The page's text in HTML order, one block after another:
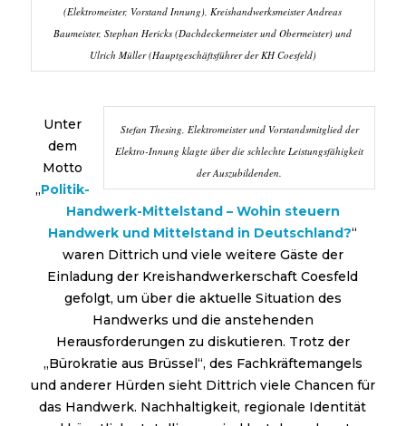
(Elektromeister, Vorstand Innung), Kreishandwerksmeister Andreas
Baumeister, Stephan Hericks (Dachdeckermeister und Obermeister) und
Ulrich Müller (Hauptgeschäftsführer der KH Coesfeld)
Stefan Thesing, Elektromeister und Vorstandsmitglied der
Elektro-Innung klagte über die schlechte Leistungsfähigkeit
der Auszubildenden.
Unter
dem
Motto
„Politik-
Handwerk-Mittelstand – Wohin steuern
Handwerk und Mittelstand in Deutschland?“
waren Dittrich und viele weitere Gäste der
Einladung der Kreishandwerkerschaft Coesfeld
gefolgt, um über die aktuelle Situation des
Handwerks und die anstehenden
Herausforderungen zu diskutieren. Trotz der
„Bürokratie aus Brüssel“, des Fachkräftemangels
und anderer Hürden sieht Dittrich viele Chancen für
das Handwerk. Nachhaltigkeit, regionale Identität